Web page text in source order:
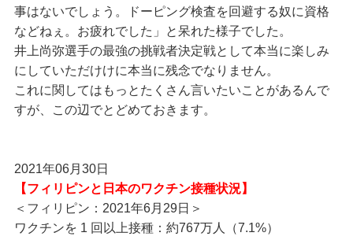
事はないでしょう。ドーピング検査を回避する奴に資格
などねぇ。お疲れでした」と呆れた様子でした。
井上尚弥選手の最強の挑戦者決定戦として本当に楽しみ
にしていただけけに本当に残念でなりません。
これに関してはもっとたくさん言いたいことがあるんで
すが、この辺でとどめておきます。
2021年06月30日
【フィリピンと日本のワクチン接種状況】
＜フィリピン：2021年6月29日＞
ワクチンを 1 回以上接種：約767万人（7.1%）